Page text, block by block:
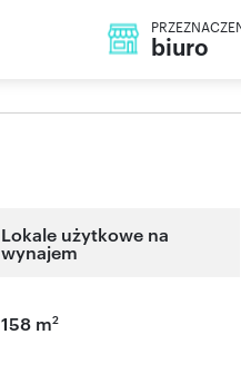
biuro
Lokale użytkowe na
wynajem
158 m2